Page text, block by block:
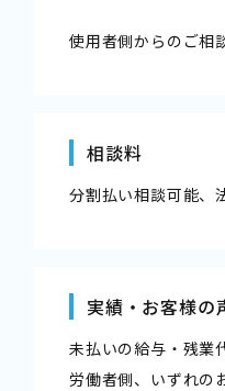
使用者側からのご相
相談料
分割払い相談可能、
実績・お客様の
未払いの給与・残業
労働者側、いずれの